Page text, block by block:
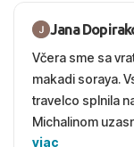
Jana
Včera sme sa
makadi soraya.
travelco splnila
Michalinom
vecernych
viac